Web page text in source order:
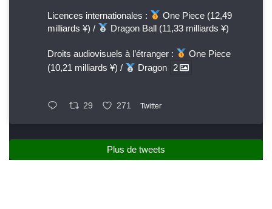
Licences internationales :
One Piece (12,49
milliards ¥) /
Dragon Ball (11,33 milliards ¥)
Droits audiovisuels à l’étranger :
One Piece
(10,21 milliards ¥) /
Dragon 2
29 271 Twitter
Plus de tweets